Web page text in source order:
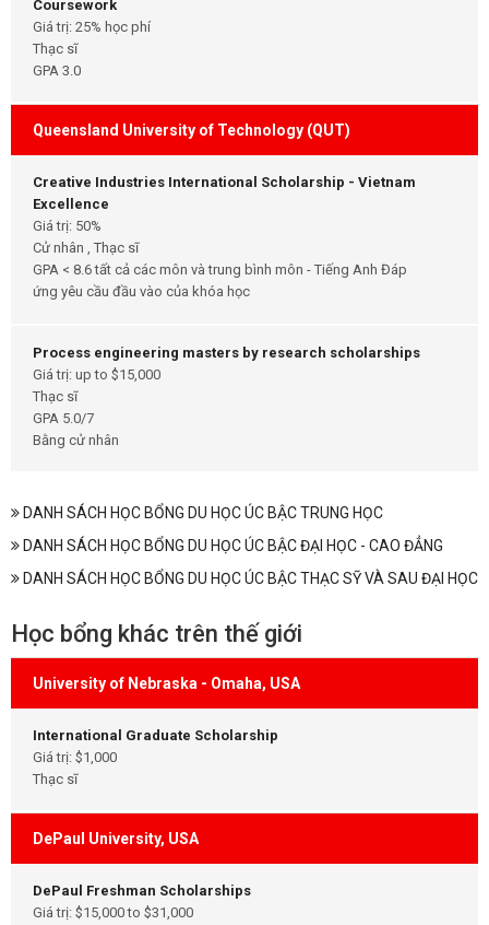
Coursework
Giá trị: 25% học phí
Thạc sĩ
GPA 3.0
Queensland University of Technology (QUT)
Creative Industries International Scholarship - Vietnam
Excellence
Giá trị: 50%
Cử nhân , Thạc sĩ
GPA < 8.6 tất cả các môn và trung bình môn - Tiếng Anh Đáp
ứng yêu cầu đầu vào của khóa học
Process engineering masters by research scholarships
Giá trị: up to $15,000
Thạc sĩ
GPA 5.0/7
Bằng cử nhân
DANH SÁCH HỌC BỔNG DU HỌC ÚC BẬC TRUNG HỌC
DANH SÁCH HỌC BỔNG DU HỌC ÚC BẬC ĐẠI HỌC - CAO ĐẲNG
DANH SÁCH HỌC BỔNG DU HỌC ÚC BẬC THẠC SỸ VÀ SAU ĐẠI HỌC
Học bổng khác trên thế giới
University of Nebraska - Omaha, USA
International Graduate Scholarship
Giá trị: $1,000
Thạc sĩ
DePaul University, USA
DePaul Freshman Scholarships
Giá trị: $15,000 to $31,000